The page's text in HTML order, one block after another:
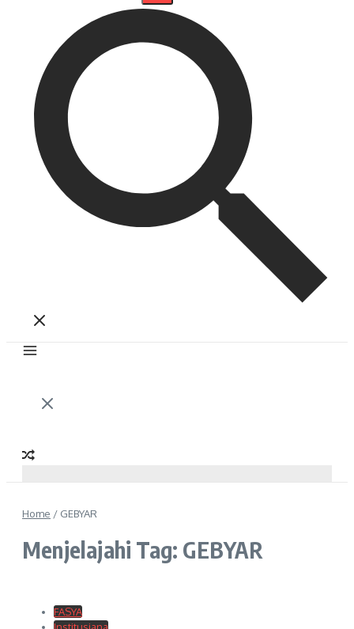
Home / GEBYAR
Menjelajahi Tag: GEBYAR
FASYA
Institusiana